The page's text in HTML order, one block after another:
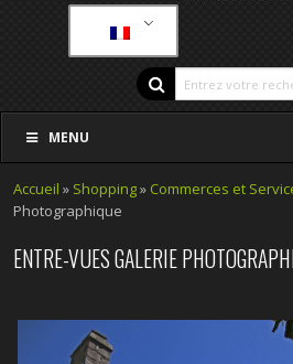
MENU
Accueil » Shopping» Commerces et
Photographique
ENTRE-VUES GALERIE